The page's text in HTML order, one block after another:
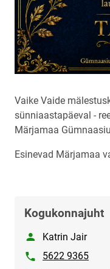
Vaike Vaide
sünniaastapäeval -
Märjamaa
Esinevad Märjamaa
Kogukonnajuht
NimiKatrin Jair
5622 9365
Telefon